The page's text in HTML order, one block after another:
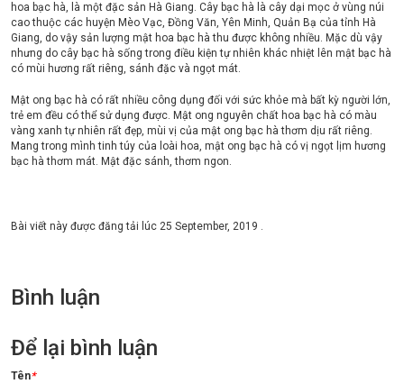
hoa bạc hà, là một đặc sản Hà Giang. Cây bạc hà là cây dại mọc ở vùng núi
cao thuộc các huyện Mèo Vạc, Đồng Văn, Yên Minh, Quản Bạ của tỉnh Hà
Giang, do vậy sản lượng mật hoa bạc hà thu được không nhiều. Mặc dù vậy
nhưng do cây bạc hà sống trong điều kiện tự nhiên khác nhiệt lên mật bạc hà
có mùi hương rất riêng, sánh đặc và ngọt mát.
Mật ong bạc hà có rất nhiều công dụng đối với sức khỏe mà bất kỳ người lớn,
trẻ em đều có thể sử dụng được. Mật ong nguyên chất hoa bạc hà có màu
vàng xanh tự nhiên rất đẹp, mùi vị của mật ong bạc hà thơm dịu rất riêng.
Mang trong mình tinh túy của loài hoa, mật ong bạc hà có vị ngọt lịm hương
bạc hà thơm mát. Mật đặc sánh, thơm ngon.
Bài viết này được đăng tải lúc 25 September, 2019 .
Bình luận
Để lại bình luận
Tên*